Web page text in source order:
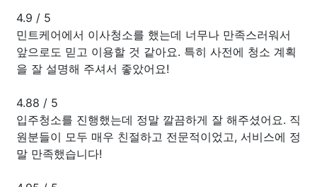
4.9 / 5
민트케어에서 이사청소를 했는데 너무나 만족스러워서
앞으로도 믿고 이용할 것 같아요. 특히 사전에 청소 계획
을 잘 설명해 주셔서 좋았어요!
4.88 / 5
입주청소를 진행했는데 정말 깔끔하게 잘 해주셨어요. 직
원분들이 모두 매우 친절하고 전문적이었고, 서비스에 정
말 만족했습니다!